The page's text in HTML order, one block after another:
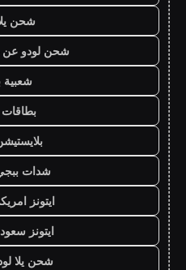
شحن
شحن لودو عن
شعبية
بطاقات
شدات
ايتونز
ايتونز
شحن يلا